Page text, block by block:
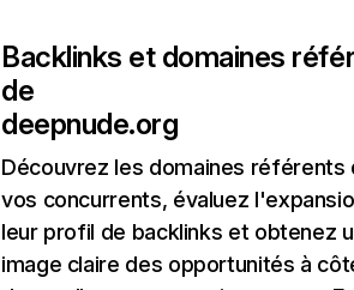
Backlinks et domaines
de
deepnude.org
Découvrez les domaines référents
vos concurrents, évaluez
leur profil de backlinks et obtenez
image claire des opportunités à